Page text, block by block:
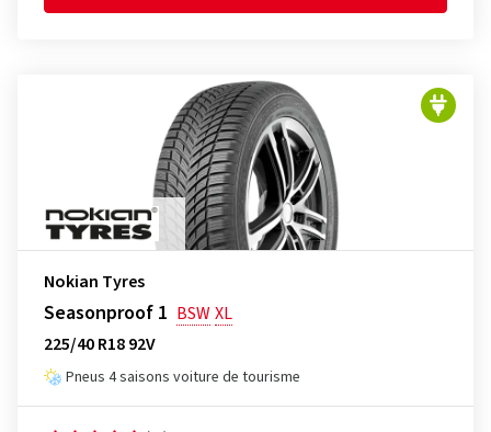
Nokian Tyres
Seasonproof 1 BSWXL
225/40 R18 92V
Pneus 4 saisons voiture de tourisme